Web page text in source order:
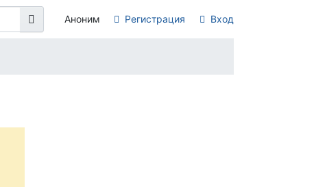
Аноним Регистрация Вход